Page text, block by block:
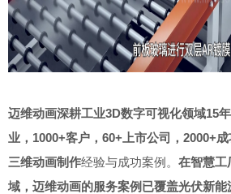
迈维动画深耕工业3D数字可视化领域15
业，1000+客户，60+上市公司，2000+成
三维动画制作经验与成功案例。 在智慧工
域， 迈维动画的服务案例已覆盖光伏新